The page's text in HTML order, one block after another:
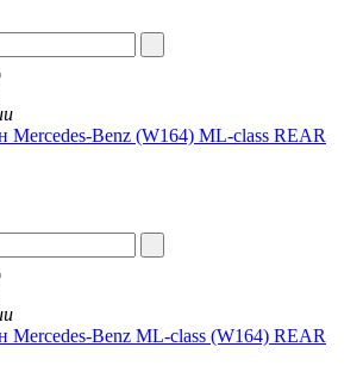
Mercedes-Benz (W164) ML-class REAR
Mercedes-Benz ML-class (W164) REAR